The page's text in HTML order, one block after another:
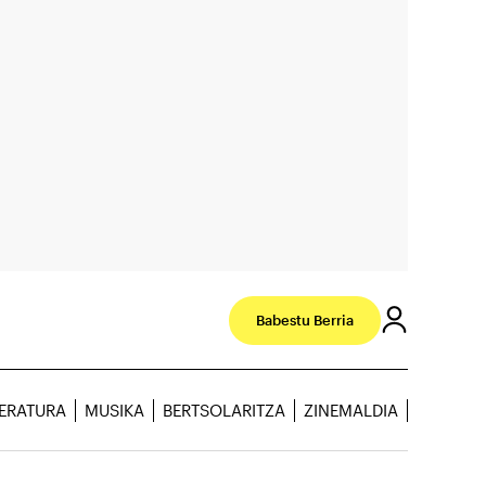
Babestu Berria
MUSIKA BERTSOLARITZA ZINEMALDIA